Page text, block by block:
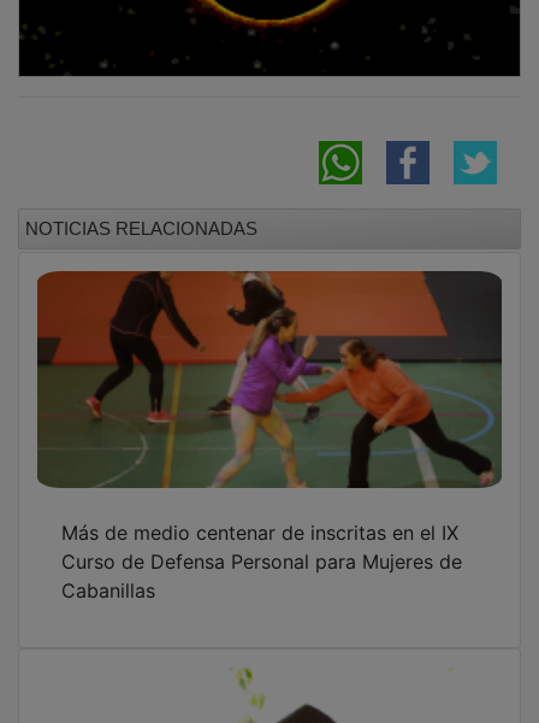
Curso de Defensa Personal para Mujeres de
Cabanillas